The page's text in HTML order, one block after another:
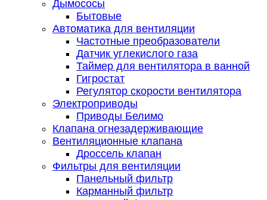
Дымососы
Бытовые
Автоматика для вентиляции
Частотные преобразователи
Датчик углекислого газа
Таймер для вентилятора в ванной
Гигростат
Регулятор скорости вентилятора
Электроприводы
Приводы Белимо
Клапана огнезадерживающие
Вентиляционные клапана
Дроссель клапан
Фильтры для вентиляции
Панельный фильтр
Карманный фильтр